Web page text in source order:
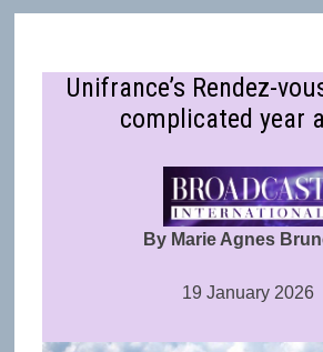
Unifrance’s Rendez-
complicated year
By Marie Agnes
19 January 2026